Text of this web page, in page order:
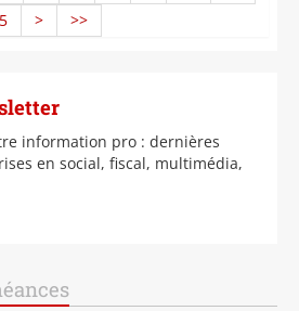
> >>
information pro : dernières
en social, fiscal, multimédia,